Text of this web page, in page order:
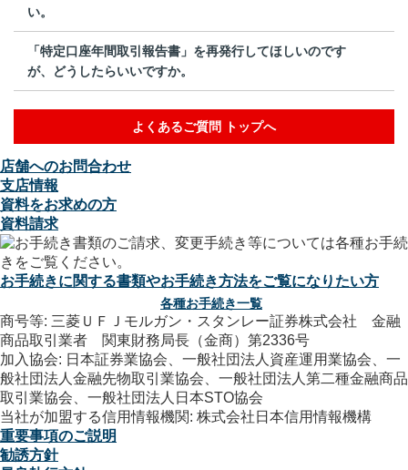
い。
「特定口座年間取引報告書」を再発行してほしいのです
が、どうしたらいいですか。
よくあるご質問 トップへ
店舗へのお問合わせ
支店情報
資料をお求めの方
資料請求
お手続きに関する書類やお手続き方法をご覧になりたい方
各種お手続き一覧
商号等: 三菱ＵＦＪモルガン・スタンレー証券株式会社 金融
商品取引業者 関東財務局長（金商）第2336号
加入協会: 日本証券業協会、一般社団法人資産運用業協会、一
般社団法人金融先物取引業協会、一般社団法人第二種金融商品
取引業協会、一般社団法人日本STO協会
当社が加盟する信用情報機関: 株式会社日本信用情報機構
重要事項のご説明
勧誘方針